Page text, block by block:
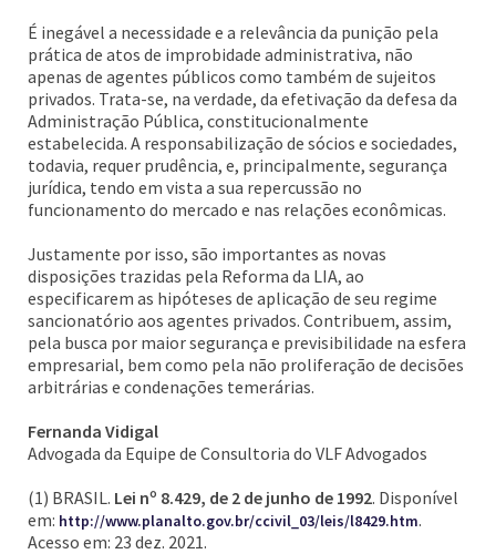
É inegável a necessidade e a relevância da punição pela
prática de atos de improbidade administrativa, não
apenas de agentes públicos como também de sujeitos
privados. Trata-se, na verdade, da efetivação da defesa da
Administração Pública, constitucionalmente
estabelecida. A responsabilização de sócios e sociedades,
todavia, requer prudência, e, principalmente, segurança
jurídica, tendo em vista a sua repercussão no
funcionamento do mercado e nas relações econômicas.
Justamente por isso, são importantes as novas
disposições trazidas pela Reforma da LIA, ao
especificarem as hipóteses de aplicação de seu regime
sancionatório aos agentes privados. Contribuem, assim,
pela busca por maior segurança e previsibilidade na esfera
empresarial, bem como pela não proliferação de decisões
arbitrárias e condenações temerárias.
Fernanda Vidigal
Advogada da Equipe de Consultoria do VLF Advogados
(1) BRASIL. Lei nº 8.429, de 2 de junho de 1992. Disponível
em: http://www.planalto.gov.br/ccivil_03/leis/l8429.htm.
Acesso em: 23 dez. 2021.